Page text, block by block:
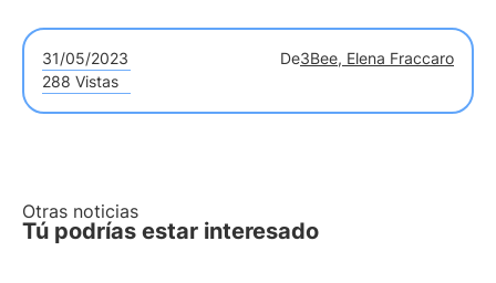
31/05/2023 De3Bee, Elena Fraccaro
288 Vistas
Otras noticias
Tú podrías estar interesado